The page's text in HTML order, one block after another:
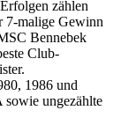
zählen
7-malige Gewinn
Bennebek
Club-
1986 und
sowie ungezählte